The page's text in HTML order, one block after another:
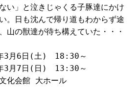
い」と泣きじゃくる子豚達にかけ
。日も沈んで帰り道もわからず途
山の獣達が待ち構えていた・・・
年3月6日(土) 18:30～
日(日) 13:30～
化会館 大ホール